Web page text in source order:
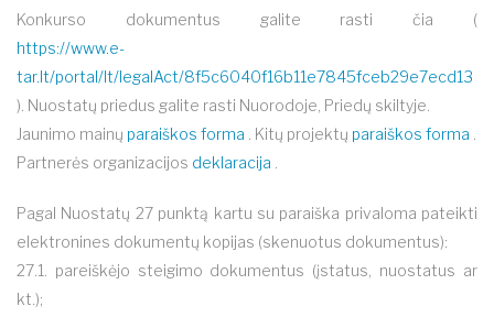
Konkurso dokumentus galite rasti čia (
https://www.e-
tar.lt/portal/lt/legalAct/8f5c6040f16b11e7845fceb29e7ecd13
). Nuostatų priedus galite rasti Nuorodoje, Priedų skiltyje.
Jaunimo mainų paraiškos forma . Kitų projektų paraiškos forma
Partnerės organizacijos deklaracija
Pagal Nuostatų 27 punktą kartu su paraiška privaloma pateikti
elektronines dokumentų kopijas (skenuotus dokumentus):
27.1. pareiškėjo steigimo dokumentus (įstatus, nuostatus ar
kt.);